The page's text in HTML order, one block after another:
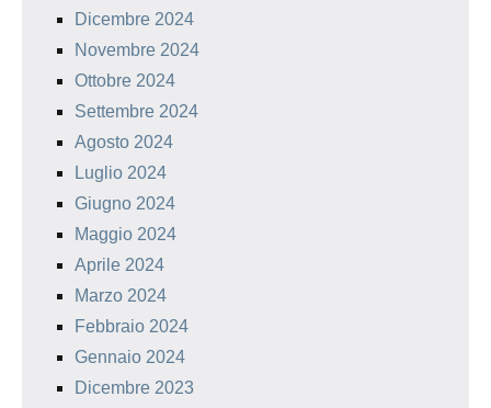
Dicembre 2024
Novembre 2024
Ottobre 2024
Settembre 2024
Agosto 2024
Luglio 2024
Giugno 2024
Maggio 2024
Aprile 2024
Marzo 2024
Febbraio 2024
Gennaio 2024
Dicembre 2023